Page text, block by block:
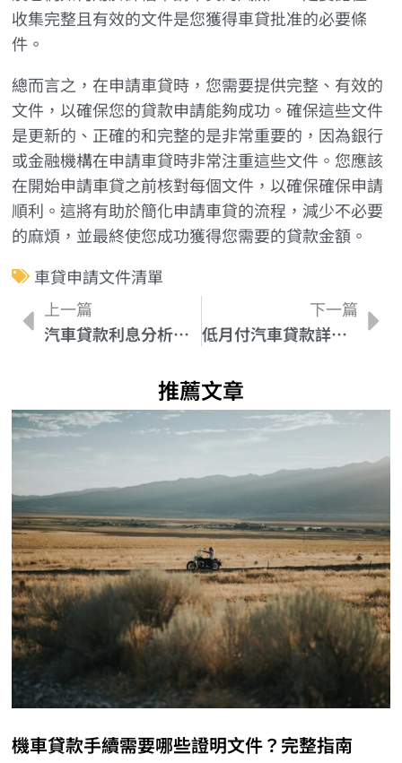
收集完整且有效的文件是您獲得車貸批准的必要條
件。
總而言之，在申請車貸時，您需要提供完整、有效的
文件，以確保您的貸款申請能夠成功。確保這些文件
是更新的、正確的和完整的是非常重要的，因為銀行
或金融機構在申請車貸時非常注重這些文件。您應該
在開始申請車貸之前核對每個文件，以確保確保申請
順利。這將有助於簡化申請車貸的流程，減少不必要
的麻煩，並最終使您成功獲得您需要的貸款金額。
車貸申請文件清單
上一篇
汽車貸款利息分析：如何比較不同的利率方案
下一篇
低月付汽車貸款詳情：適合哪些人？- Low
推薦文章
機車貸款手續需要哪些證明文件？完整指南